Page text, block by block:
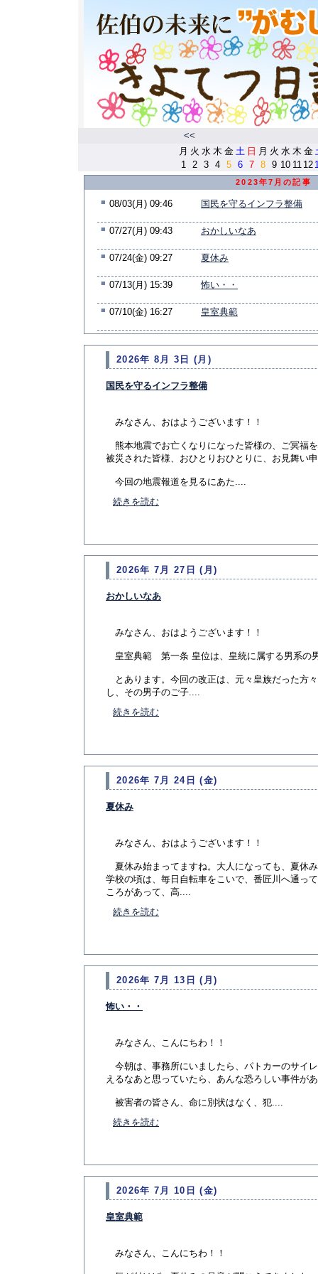
<<
月 火 水 木 金 土 日 月 火 水 木 金
1
2 3 4 5 6 7 8 9 10 11 12
2023年7月の記事
■ 08/03(月) 09:46 国民を守るインフラ整備
■ 07/27(月) 09:43 おかしいなあ
■ 07/24(金) 09:27 夏休み
■ 07/13(月) 15:39 怖い・・
■ 07/10(金) 16:27 皇室典範
2026年 8月 3日 (月)
国民を守るインフラ整備
みなさん、おはようございます！！
熊本地震でお亡くなりになった皆様の、ご冥福
被災された皆様、おひとりおひとりに、お見舞い
今回の地震報道を見るにあた....
続きを読む
2026年 7月 27日 (月)
おかしいなあ
みなさん、おはようございます！！
皇室典範 第一条 皇位は、皇統に属する男系の
とあります。今回の改正は、元々皇族だった方
し、その男子のご子....
続きを読む
2026年 7月 24日 (金)
夏休み
みなさん、おはようございます！！
夏休み始まってますね。大人になっても、夏休
学校の頃は、毎日自転車をこいで、番匠川へ通っ
ころがあって、高....
続きを読む
2026年 7月 13日 (月)
怖い・・
みなさん、こんにちわ！！
今朝は、事務所にいましたら、パトカーのサイ
えるなあと思っていたら、あんな恐ろしい事件が
被害者の皆さん、命に別状はなく、犯....
続きを読む
2026年 7月 10日 (金)
皇室典範
みなさん、こんにちわ！！